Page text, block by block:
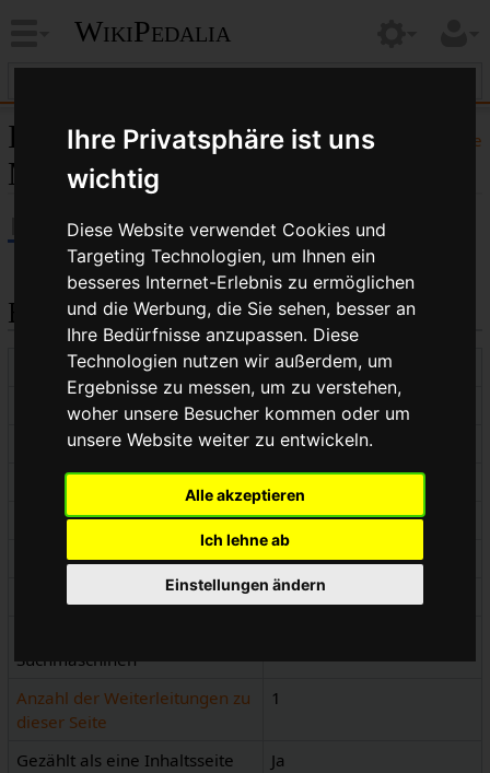
Ihre Privatsphäre ist uns
wichtig
Diese Website verwendet Cookies und
Targeting Technologien, um Ihnen ein
besseres Internet-Erlebnis zu ermöglichen
und die Werbung, die Sie sehen, besser an
Ihre Bedürfnisse anzupassen. Diese
Technologien nutzen wir außerdem, um
Ergebnisse zu messen, um zu verstehen,
woher unsere Besucher kommen oder um
unsere Website weiter zu entwickeln.
Alle akzeptieren
Ich lehne ab
Einstellungen ändern
WikiPedalia
Hilfe
Informationen zu „Shimano
Modelljahr 2017“
Basisinformationen
Anzeigetitel
Shimano Modelljahr 2017
Standardsortierschlüssel
Shimano Modelljahr 2017
Seitenlänge (in Bytes)
2.645
Namensraumkennnummer
Seitenkennnummer
3992
Seiteninhaltssprache
de - Deutsch
Seiteninhaltsmodell
Wikitext
Suchmaschinen
Anzahl der Weiterleitungen zu
dieser Seite
1
Gezählt als eine Inhaltsseite
Ja